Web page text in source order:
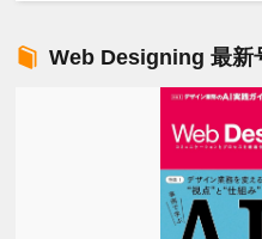
Web Designing 最新